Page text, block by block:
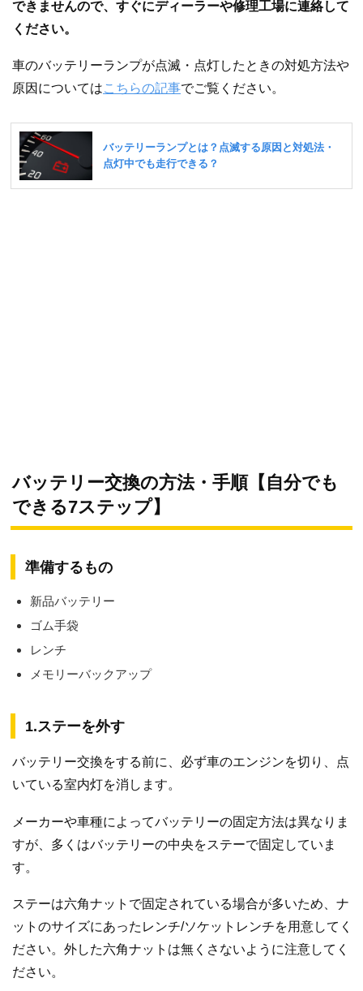
できませんので、すぐにディーラーや修理工場に連絡して
ください。
車のバッテリーランプが点滅・点灯したときの対処方法や
原因についてはこちらの記事でご覧ください。
バッテリー交換の方法・手順【自分でも
できる7ステップ】
準備するもの
新品バッテリー
ゴム手袋
レンチ
メモリーバックアップ
1.ステーを外す
バッテリー交換をする前に、必ず車のエンジンを切り、点
いている室内灯を消します。
メーカーや車種によってバッテリーの固定方法は異なりま
すが、多くはバッテリーの中央をステーで固定していま
す。
ステーは六角ナットで固定されている場合が多いため、ナ
ットのサイズにあったレンチ/ソケットレンチを用意してく
ださい。外した六角ナットは無くさないように注意してく
ださい。